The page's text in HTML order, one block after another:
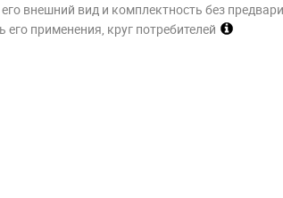
внешний вид и комплектность без
применения, круг потребителей